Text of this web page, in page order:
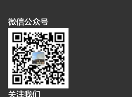
微信公众号
关注我们